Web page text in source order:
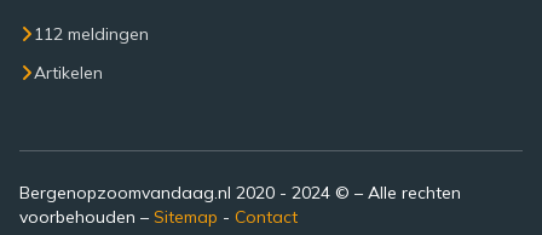
112 meldingen
Artikelen
Bergenopzoomvandaag.nl 2020 - 2024 © – Alle rechten
voorbehouden – Sitemap - Contact